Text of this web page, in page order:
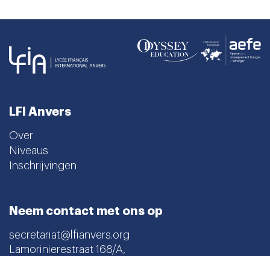
LFI Anvers
Over
Niveaus
Inschrijvingen
Neem contact met ons op
secretariat@lfianvers.org
Lamorinierestraat 168/A,